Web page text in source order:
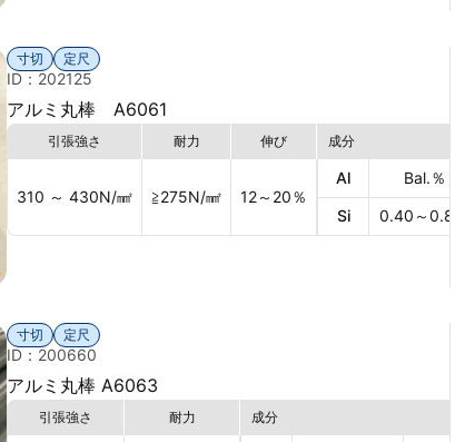
寸切 定尺
ID：202125
アルミ丸棒 A6061
引張強さ
310 ～ 430N/㎟
耐力
≧275N/㎟
伸び
12～20％
成分
Al Bal.％
Si 0.40～0.8
寸切 定尺
ID：200660
アルミ丸棒 A6063
引張強さ 耐力 成分